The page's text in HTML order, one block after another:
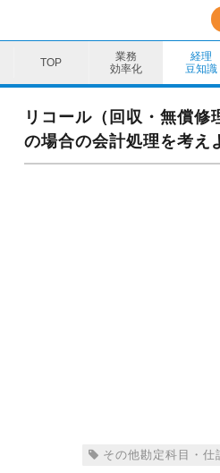
業務
効率化
経理
豆知識
業務効率化
経理豆知識
リコール（回収・無償修
の場合の会計処理を考え
その他勘定科目・仕